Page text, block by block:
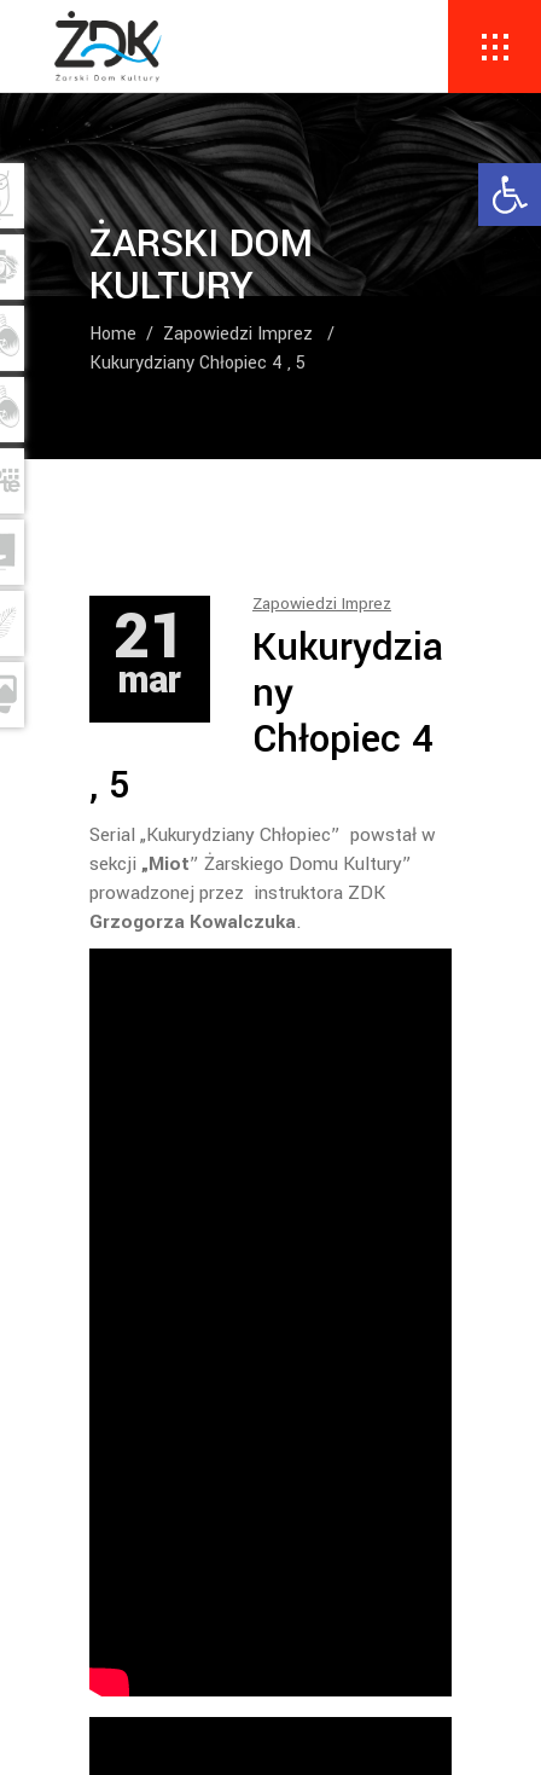
ŻARSKI DOM
KULTURY
Home / Zapowiedzi Imprez
/
Kukurydziany Chłopiec 4 , 5
21
mar
Zapowiedzi Imprez
Kukurydzia
ny
Chłopiec 4
, 5
Serial „Kukurydziany Chłopiec” powstał w
sekcji „Miot” Żarskiego Domu Kultury”
prowadzonej przez instruktora ZDK
Grzogorza Kowalczuka.